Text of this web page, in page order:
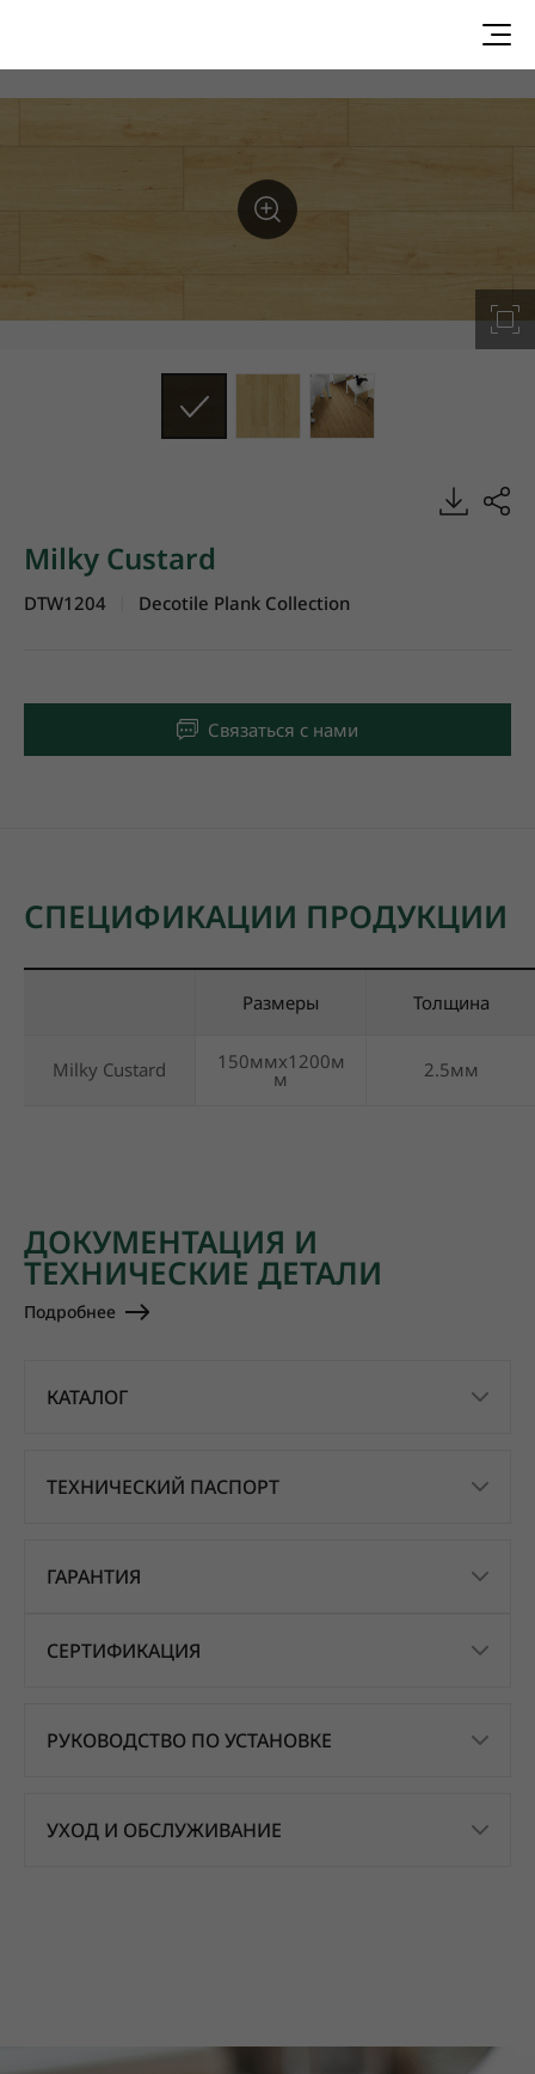
Milky Custard, Decotile Plank, Luxury Vinyl Tile, HFLOR
Milky Custard
DTW1204 Decotile Plank Collection
Связаться с нами
СПЕЦИФИКАЦИИ ПРОДУКЦИИ
Размеры Толщина
Milky Custard 150ммx1200м
м 2.5мм
ДОКУМЕНТАЦИЯ И
ТЕХНИЧЕСКИЕ ДЕТАЛИ
Подробнее
КАТАЛОГ
ТЕХНИЧЕСКИЙ ПАСПОРТ
ГАРАНТИЯ
СЕРТИФИКАЦИЯ
РУКОВОДСТВО ПО УСТАНОВКЕ
УХОД И ОБСЛУЖИВАНИЕ